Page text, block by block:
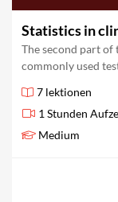
Statistics in
The second part of
commonly used
7 lektionen
1 Stunden
Medium